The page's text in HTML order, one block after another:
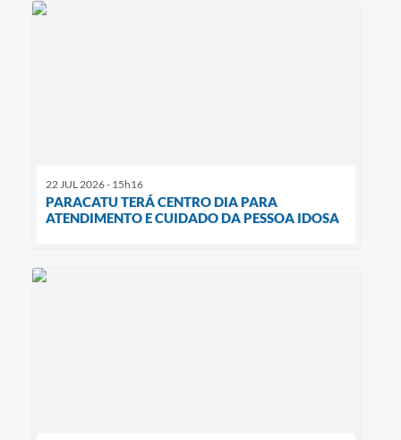
22 JUL 2026 - 15h16
PARACATU TERÁ CENTRO DIA PARA
ATENDIMENTO E CUIDADO DA PESSOA IDOSA